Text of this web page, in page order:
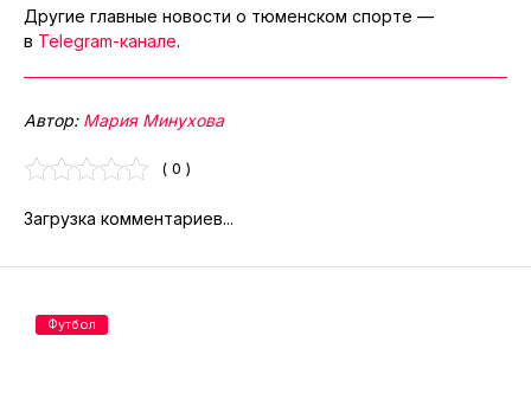
Другие главные новости о тюменском спорте —
в Telegram-канале.
Автор: Мария Минухова
( 0 )
Загрузка комментариев...
Футбол